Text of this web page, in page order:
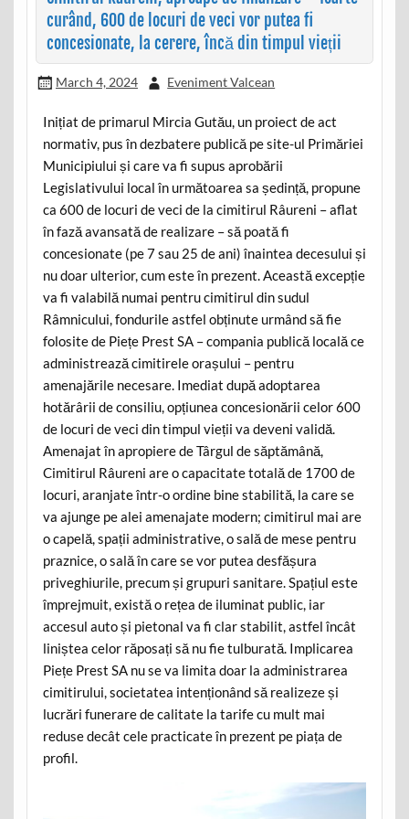
curând, 600 de locuri de veci vor putea fi
concesionate, la cerere, încă din timpul vieții
March 4, 2024 Eveniment Valcean
Inițiat de primarul Mircia Gutău, un proiect de act
normativ, pus în dezbatere publică pe site-ul Primăriei
Municipiului și care va fi supus aprobării
Legislativului local în următoarea sa ședință, propune
ca 600 de locuri de veci de la cimitirul Râureni – aflat
în fază avansată de realizare – să poată fi
concesionate (pe 7 sau 25 de ani) înaintea decesului și
nu doar ulterior, cum este în prezent. Această excepție
va fi valabilă numai pentru cimitirul din sudul
Râmnicului, fondurile astfel obținute urmând să fie
folosite de Piețe Prest SA – compania publică locală ce
administrează cimitirele orașului – pentru
amenajările necesare. Imediat după adoptarea
hotărârii de consiliu, opțiunea concesionării celor 600
de locuri de veci din timpul vieții va deveni validă.
Amenajat în apropiere de Târgul de săptămână,
Cimitirul Râureni are o capacitate totală de 1700 de
locuri, aranjate într-o ordine bine stabilită, la care se
va ajunge pe alei amenajate modern; cimitirul mai are
o capelă, spații administrative, o sală de mese pentru
praznice, o sală în care se vor putea desfășura
priveghiurile, precum și grupuri sanitare. Spațiul este
împrejmuit, există o rețea de iluminat public, iar
accesul auto și pietonal va fi clar stabilit, astfel încât
liniștea celor răposați să nu fie tulburată. Implicarea
Piețe Prest SA nu se va limita doar la administrarea
cimitirului, societatea intenționând să realizeze și
lucrări funerare de calitate la tarife cu mult mai
reduse decât cele practicate în prezent pe piața de
profil.